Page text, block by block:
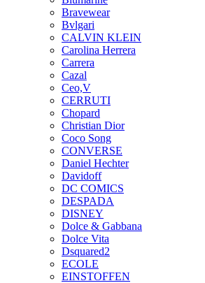
Bravewear
Bvlgari
CALVIN KLEIN
Carolina Herrera
Carrera
Cazal
Ceo,V
CERRUTI
Chopard
Christian Dior
Coco Song
CONVERSE
Daniel Hechter
Davidoff
DC COMICS
DESPADA
DISNEY
Dolce & Gabbana
Dolce Vita
Dsquared2
ECOLE
EINSTOFFEN